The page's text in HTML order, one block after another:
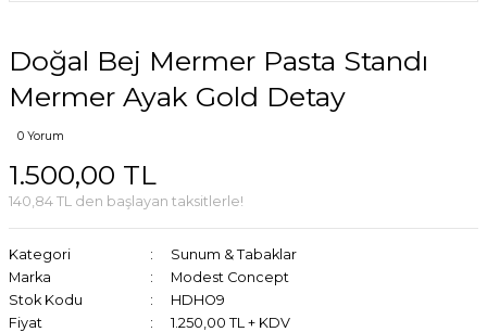
Doğal Bej Mermer Pasta Standı
Mermer Ayak Gold Detay
0 Yorum
1.500,00 TL
140,84 TL den başlayan taksitlerle!
Kategori
Sunum & Tabaklar
Marka
Modest Concept
Stok Kodu
HDHO9
Fiyat
1.250,00 TL + KDV